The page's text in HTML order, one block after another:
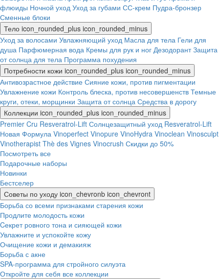
флюиды Ночной уход Уход за губами СС-крем Пудра-бронзер
Сменные блоки
Тело icon_rounded_plus icon_rounded_minus
Уход за волосами Увлажняющий уход Масла для тела Гели для
душа Парфюмерная вода Кремы для рук и ног Дезодорант Защита
от солнца для тела Программа похудения
Потребности кожи icon_rounded_plus icon_rounded_minus
Антивозрастное действие Сияние кожи, против пигментации
Увлажнение кожи Контроль блеска, против несовершенств Темные
круги, отеки, морщинки Защита от солнца Средства в дорогу
Коллекции icon_rounded_plus icon_rounded_minus
Premier Cru Resveratrol-Lift Солнцезащитный уход Resveratrol-Lift
Новая Формула Vinoperfect Vinopure VinoHydra Vinoclean Vinosculpt
Vinotherapist Thè des Vignes Vinocrush Скидки до 50%
Посмотреть все
Подарочные наборы
Новинки
Бестселер
Советы по уходу icon_chevronb icon_chevront
Борьба со всеми признаками старения кожи
Продлите молодость кожи
Cекрет ровного тона и сияющей кожи
Увлажните и успокойте кожу
Очищение кожи и демакияж
Борьба с акне
SPA-программа для стройного силуэта
Откройте для себя все коллекции